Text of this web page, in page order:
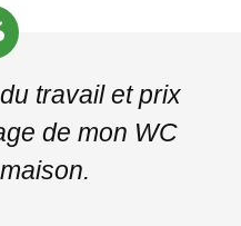
travail et prix
de mon WC